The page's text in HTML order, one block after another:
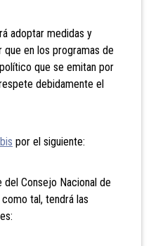
adoptar medidas y
en los programas de
que se emitan por
debidamente el
por el siguiente:
Consejo Nacional de
tal, tendrá las